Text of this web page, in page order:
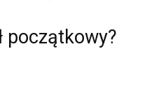
początkowy?